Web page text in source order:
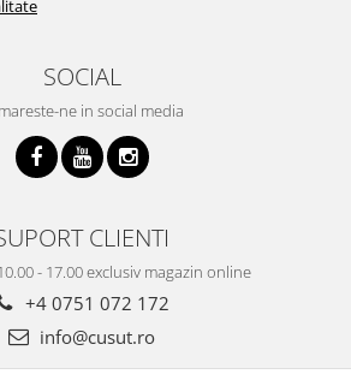
SOCIAL
ne in social media
CLIENTI
- 17.00 exclusiv magazin online
+4 0751 072 172
info@cusut.ro